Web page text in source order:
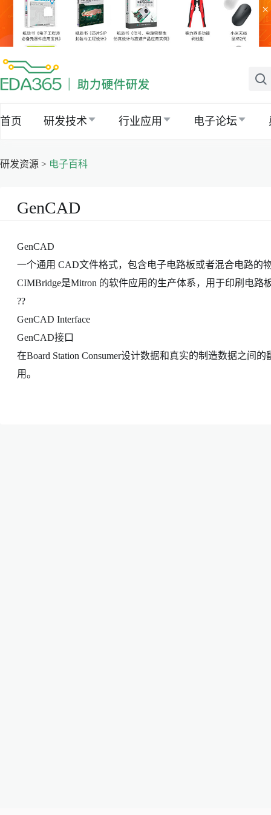
×
首页 研发技术 行业应用 电子论坛
研发资源 > 电子百科
GenCAD
GenCAD
一个通用 CAD文件格式，包含电子电路板或者混合电路的
CIMBridge是Mitron 的软件应用的生产体系，用于印刷电路
??
GenCAD Interface
GenCAD接口
在Board Station Consumer设计数据和真实的制造数据之间
用。